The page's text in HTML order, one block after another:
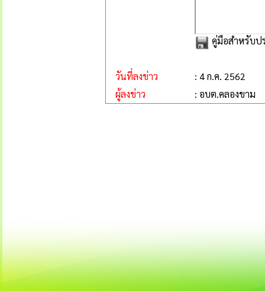
คู่มือสำหรับป
วันที่ลงข่าว
: 4 ก.ค. 2562
ผู้ลงข่าว
: อบต.คลองขาม